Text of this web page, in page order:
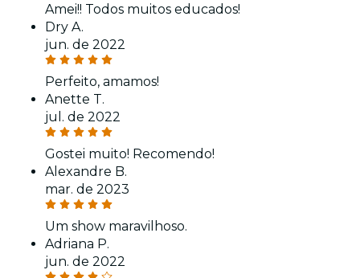
Amei!! Todos muitos educados!
Dry A.
jun. de 2022
Perfeito, amamos!
Anette T.
jul. de 2022
Gostei muito! Recomendo!
Alexandre B.
mar. de 2023
Um show maravilhoso.
Adriana P.
jun. de 2022